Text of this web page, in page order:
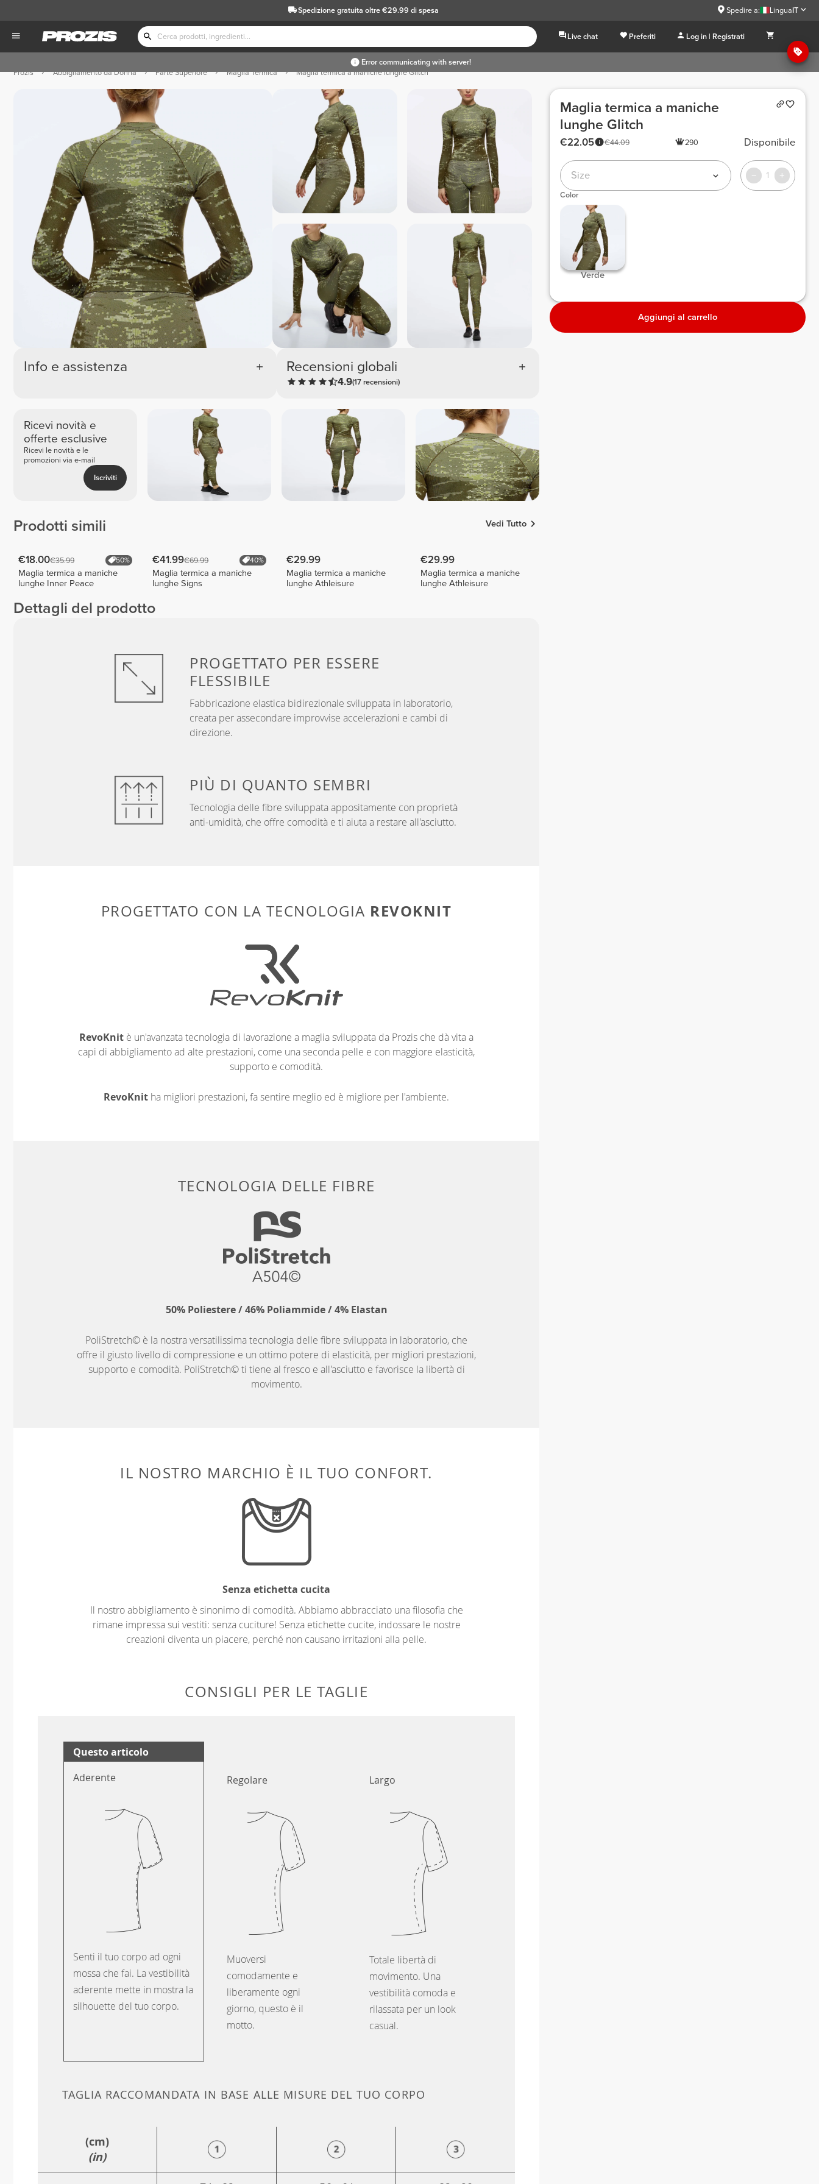
Spedizione gratuita oltre €29.99 di spesa Spedire a: LinguaIT
Live chat Preferiti Log in | Registrati
Prozis Abbigliamento da Donna Parte Superiore Maglia Termica Maglia termica a maniche lunghe Glitch
Info e assistenza Recensioni globali
4.9(17 recensioni)
Ricevi novità e
offerte esclusive
Ricevi le novità e le
promozioni via e-mail
Iscriviti
Prodotti simili Vedi Tutto
€18.00€35.99 50%
Maglia termica a maniche
lunghe Inner Peace
€41.99€69.99 40%
Maglia termica a maniche
lunghe Signs
€29.99
Maglia termica a maniche
lunghe Athleisure
€29.99
Maglia termica a maniche
lunghe Athleisure
Dettagli del prodotto
PROGETTATO PER ESSERE
FLESSIBILE
Fabbricazione elastica bidirezionale sviluppata in laboratorio,
creata per assecondare improvvise accelerazioni e cambi di
direzione.
PIÙ DI QUANTO SEMBRI
Tecnologia delle fibre sviluppata appositamente con proprietà
anti-umidità, che offre comodità e ti aiuta a restare all'asciutto.
PROGETTATO CON LA TECNOLOGIA REVOKNIT
RevoKnit è un'avanzata tecnologia di lavorazione a maglia sviluppata da Prozis che dà vita a
capi di abbigliamento ad alte prestazioni, come una seconda pelle e con maggiore elasticità,
supporto e comodità.
RevoKnit ha migliori prestazioni, fa sentire meglio ed è migliore per l'ambiente.
TECNOLOGIA DELLE FIBRE
50% Poliestere / 46% Poliammide / 4% Elastan
PoliStretch© è la nostra versatilissima tecnologia delle fibre sviluppata in laboratorio, che
offre il giusto livello di compressione e un ottimo potere di elasticità, per migliori prestazioni,
supporto e comodità. PoliStretch© ti tiene al fresco e all'asciutto e favorisce la libertà di
movimento.
IL NOSTRO MARCHIO È IL TUO CONFORT.
Senza etichetta cucita
Il nostro abbigliamento è sinonimo di comodità. Abbiamo abbracciato una filosofia che
rimane impressa sui vestiti: senza cuciture! Senza etichette cucite, indossare le nostre
creazioni diventa un piacere, perché non causano irritazioni alla pelle.
CONSIGLI PER LE TAGLIE
Questo articolo
Aderente
Senti il tuo corpo ad ogni
mossa che fai. La vestibilità
aderente mette in mostra la
silhouette del tuo corpo.
Regolare
Muoversi
comodamente e
liberamente ogni
giorno, questo è il
motto.
Largo
Totale libertà di
movimento. Una
vestibilità comoda e
rilassata per un look
casual.
TAGLIA RACCOMANDATA IN BASE ALLE MISURE DEL TUO CORPO
(cm)
(in)
Maglia termica a maniche
lunghe Glitch
€44.09
€22.05 290 Disponibile
Size 1
Color
Verde
Aggiungi al carrello